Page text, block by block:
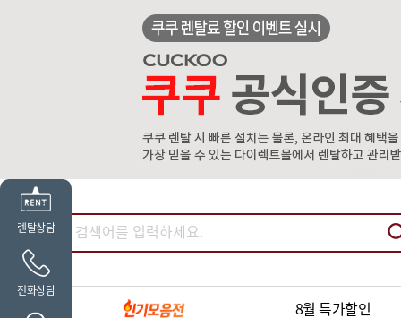
8월 특가할인
렌탈상담
전화상담